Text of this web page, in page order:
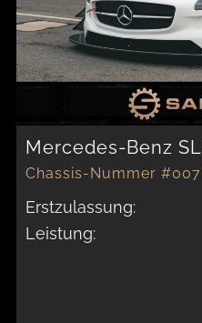
Mercedes-Benz
Chassis-Nummer #007
Erstzulassung:
Leistung: